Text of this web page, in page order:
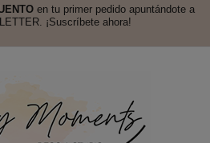
en tu primer pedido apuntándote a
¡Suscríbete ahora!